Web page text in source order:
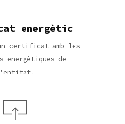
energètic
certificat amb les
energètiques de